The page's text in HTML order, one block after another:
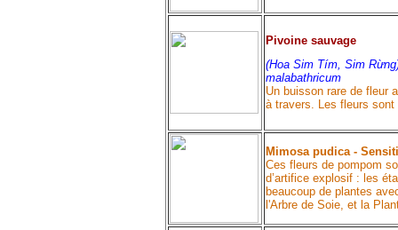
Pivoine sauvage
(Hoa Sim Tím, Sim
malabathricum
Un buisson rare de fleur
à travers. Les fleurs
Mimosa pudica -
Ces fleurs de pompom
d’artifice explosif : les
beaucoup de plantes
l'Arbre de Soie, et la